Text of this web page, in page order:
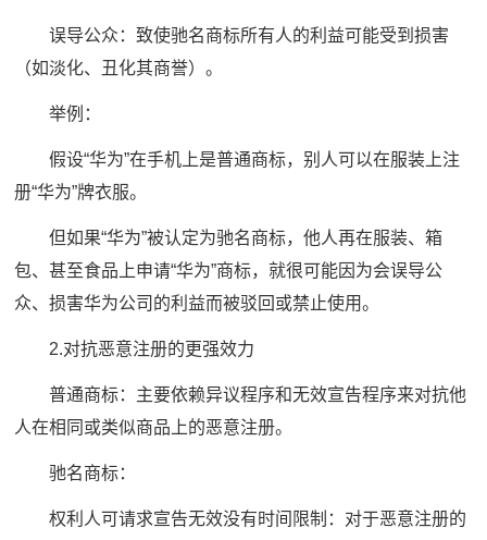
误导公众：致使驰名商标所有人的利益可能受到损害
（如淡化、丑化其商誉）。
举例：
假设“华为”在手机上是普通商标，别人可以在服装上注
册“华为”牌衣服。
但如果“华为”被认定为驰名商标，他人再在服装、箱
包、甚至食品上申请“华为”商标，就很可能因为会误导公
众、损害华为公司的利益而被驳回或禁止使用。
2.对抗恶意注册的更强效力
普通商标：主要依赖异议程序和无效宣告程序来对抗他
人在相同或类似商品上的恶意注册。
驰名商标：
权利人可请求宣告无效没有时间限制：对于恶意注册的